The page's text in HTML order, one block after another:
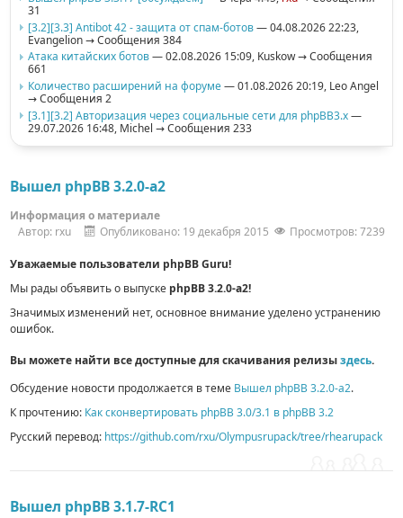
31
[3.2][3.3] Antibot 42 - защита от спам-ботов— 04.08.2026 22:23,
Evangelion→ Сообщения 384
Атака китайских ботов— 02.08.2026 15:09, Kuskow→ Сообщения
661
Количество расширений на форуме— 01.08.2026 20:19, Leo Angel
→ Сообщения 2
[3.1][3.2] Авторизация через социальные сети для phpBB3.x—
29.07.2026 16:48, Michel → Сообщения 233
Вышел phpBB 3.2.0-a2
Информация о материале
Автор: rxu Опубликовано: 19 декабря 2015 Просмотров: 7239
Уважаемые пользователи phpBB Guru!
Мы рады объявить о выпуске phpBB 3.2.0-a2!
Значимых изменений нет, основное внимание уделено устранению
ошибок.
Вы можете найти все доступные для скачивания релизыздесь.
Обсудение новости продолжается в теме Вышел phpBB 3.2.0-a2.
К прочтению: Как сконвертировать phpBB 3.0/3.1 в phpBB 3.2
Русский перевод: https://github.com/rxu/Olympusrupack/tree/rhearupack
Вышел phpBB 3.1.7-RC1